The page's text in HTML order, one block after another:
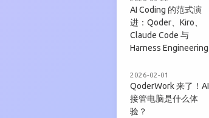
AI Coding 的范式演
进：Qoder、Kiro、
Claude Code 与
Harness Engineering
2026-02-01
QoderWork 来了！AI
接管电脑是什么体
验？